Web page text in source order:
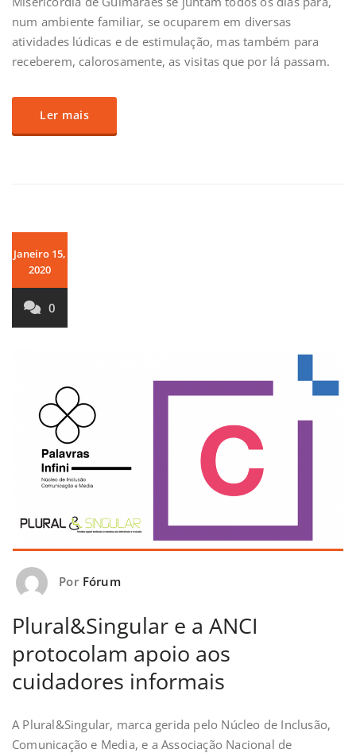
num ambiente familiar, se ocuparem em diversas
atividades lúdicas e de estimulação, mas também para
receberem, calorosamente, as visitas que por lá passam.
Ler mais
Janeiro 15,
2020
0
Por Fórum
Plural&Singular e a ANCI
protocolam apoio aos
cuidadores informais
A Plural&Singular, marca gerida pelo Núcleo de Inclusão,
Comunicação e Media, e a Associação Nacional de